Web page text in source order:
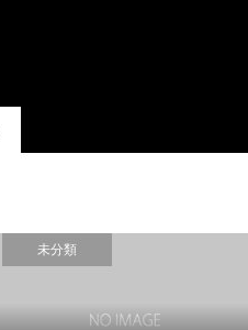
未分類